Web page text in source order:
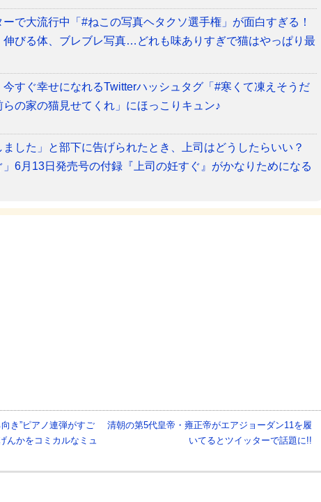
ーで大流行中「#ねこの写真ヘタクソ選手権」が面白すぎる！
伸びる体、ブレブレ写真…どれも味ありすぎで猫はやっぱり最
今すぐ幸せになれるTwitterハッシュタグ「#寒くて凍えそうだ
らの家の猫見せてくれ」にほっこりキュン♪
ました」と部下に告げられたとき、上司はどうしたらいい？
」6月13日発売号の付録『上司の妊すぐ』がかなりためになる
き”ピアノ連弾がすご
んかをコミカルなミュ
清朝の第5代皇帝・雍正帝がエアジョーダン11を履
いてるとツイッターで話題に!!